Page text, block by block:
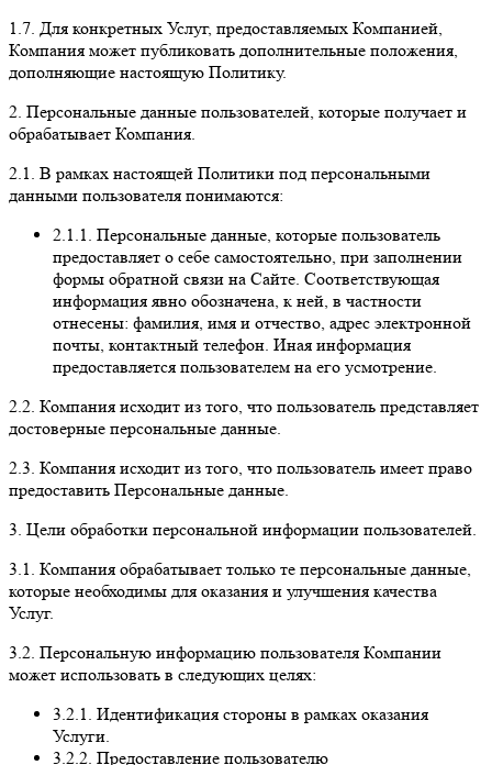
1.7. Для конкретных Услуг, предоставляемых Компанией,
Компания может публиковать дополнительные положения,
дополняющие настоящую Политику.
2. Персональные данные пользователей, которые получает и
обрабатывает Компания.
2.1. В рамках настоящей Политики под персональными
данными пользователя понимаются:
2.1.1. Персональные данные, которые пользователь
предоставляет о себе самостоятельно, при заполнении
формы обратной связи на Сайте. Соответствующая
информация явно обозначена, к ней, в частности
отнесены: фамилия, имя и отчество, адрес электронной
почты, контактный телефон. Иная информация
предоставляется пользователем на его усмотрение.
2.2. Компания исходит из того, что пользователь представляет
достоверные персональные данные.
2.3. Компания исходит из того, что пользователь имеет право
предоставить Персональные данные.
3. Цели обработки персональной информации пользователей.
3.1. Компания обрабатывает только те персональные данные,
которые необходимы для оказания и улучшения качества
Услуг.
3.2. Персональную информацию пользователя Компании
может использовать в следующих целях:
3.2.1. Идентификация стороны в рамках оказания
Услуги.
3.2.2. Предоставление пользователю